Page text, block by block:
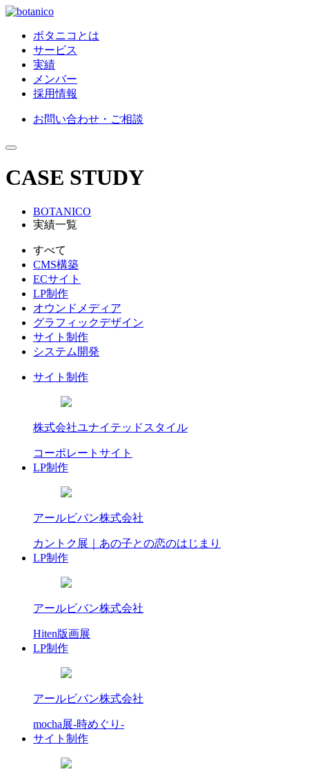
ボタニコとは
サービス
実績
メンバー
採用情報
お問い合わせ・ご相談
CASE STUDY
BOTANICO
実績一覧
すべて
CMS構築
ECサイト
LP制作
オウンドメディア
グラフィックデザイン
サイト制作
システム開発
サイト制作
株式会社ユナイテッドスタイル
コーポレートサイト
LP制作
アールビバン株式会社
カントク展｜あの子との恋のはじまり
LP制作
アールビバン株式会社
Hiten版画展
LP制作
アールビバン株式会社
mocha展-時めぐり-
サイト制作